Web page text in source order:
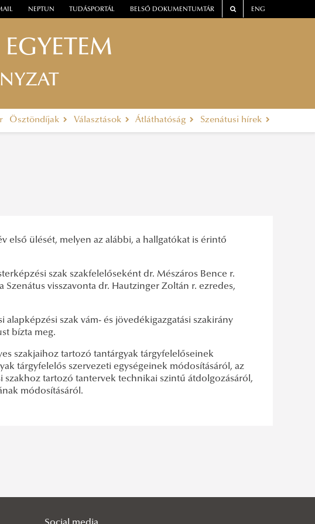
NEPTUN TUDÁSPORTÁL BELSŐ DOKUMENTUMTÁR ENG
Ösztöndíjak Választások Átláthatóság Szenátusi hírek
első ülését, melyen az alábbi, a hallgatókat is érintő
szak szakfelelőseként dr. Mészáros Bence r.
visszavonta dr. Hautzinger Zoltán r. ezredes,
szak vám- és jövedékigazgatási szakirány
bízta meg.
szakjaihoz tartozó tantárgyak tárgyfelelőseinek
tárgyfelelős szervezeti egységeinek módosításáról, az
tartozó tantervek technikai szintű átdolgozásáról,
módosításáról.